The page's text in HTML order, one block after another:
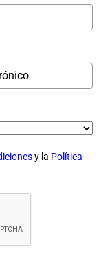
y la Política